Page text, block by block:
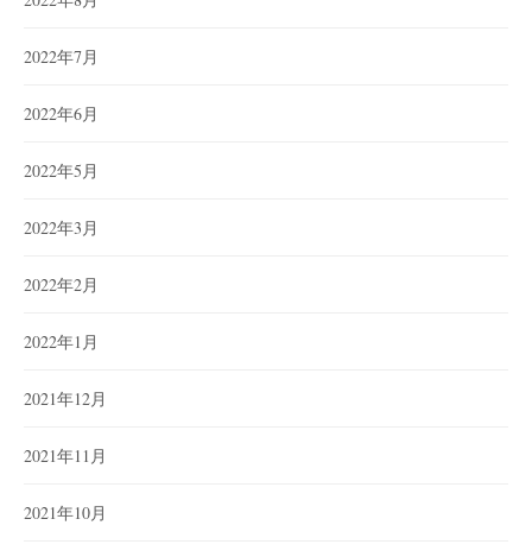
2022年7月
2022年6月
2022年5月
2022年3月
2022年2月
2022年1月
2021年12月
2021年11月
2021年10月